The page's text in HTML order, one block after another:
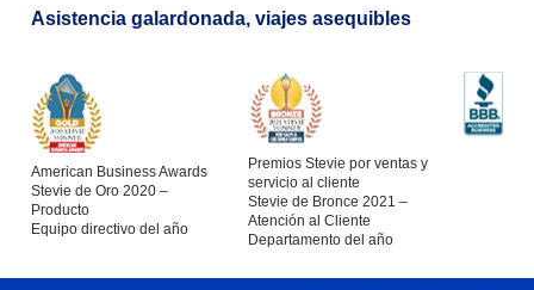
Asistencia galardonada, viajes asequibles
American Business Awards
Stevie de Oro 2020 –
Producto
Equipo directivo del año
Premios Stevie por ventas y
servicio al cliente
Stevie de Bronce 2021 –
Atención al Cliente
Departamento del año